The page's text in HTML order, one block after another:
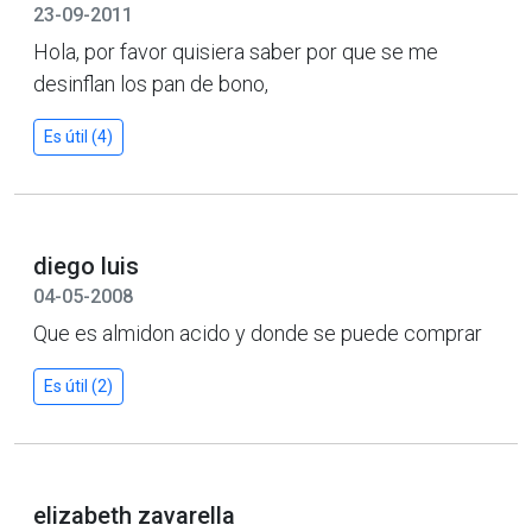
23-09-2011
Hola, por favor quisiera saber por que se me
desinflan los pan de bono,
Es útil (4)
diego luis
04-05-2008
Que es almidon acido y donde se puede comprar
Es útil (2)
elizabeth zavarella